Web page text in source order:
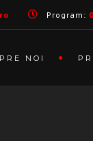
Program:
NOI